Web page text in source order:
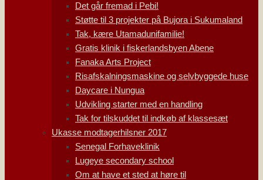
Det går fremad i Pebi!
Støtte til 3 projekter på Bujora i Sukumaland
Tak, kære Utamadunifamilie!
Gratis klinik i fiskerlandsbyen Abene
Fanaka Arts Project
Risafskalningsmaskine og selvbyggede huse
Daycare i Nungua
Udvikling starter med en handling
Tak for tilskuddet til indkøb af klassesæt
Ukasse modtagerhilsner 2017
Senegal Forhaveklinik
Lugeye secondary school
Om at have et sted at høre til